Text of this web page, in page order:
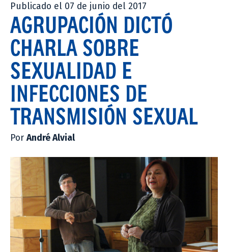
Publicado el 07 de junio del 2017
AGRUPACIÓN DICTÓ
CHARLA SOBRE
SEXUALIDAD E
INFECCIONES DE
TRANSMISIÓN SEXUAL
Por André Alvial